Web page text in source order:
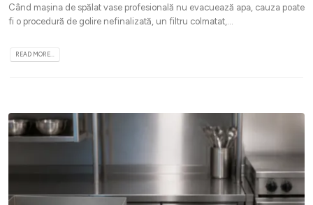
Când mașina de spălat vase profesională nu evacuează apa, cauza poate
fi o procedură de golire nefinalizată, un filtru colmatat,...
READ MORE...